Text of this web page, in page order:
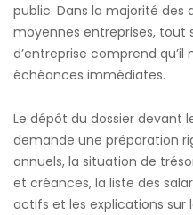
public. Dans la majorité des
moyennes entreprises,
d’entreprise comprend qu’il
échéances immédiates.
Le dépôt du dossier devant
demande une préparation
annuels, la situation de
et créances, la liste des
actifs et les explications sur